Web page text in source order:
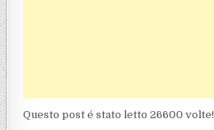
Questo post é stato letto 26600 volte!